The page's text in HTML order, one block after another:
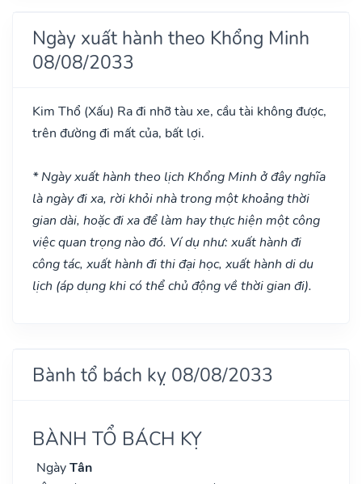
Ngày xuất hành theo Khổng Minh
08/08/2033
Kim Thổ (Xấu) Ra đi nhỡ tàu xe, cầu tài không được,
trên đường đi mất của, bất lợi.
* Ngày xuất hành theo lịch Khổng Minh ở đây nghĩa
là ngày đi xa, rời khỏi nhà trong một khoảng thời
gian dài, hoặc đi xa để làm hay thực hiện một công
việc quan trọng nào đó. Ví dụ như: xuất hành đi
công tác, xuất hành đi thi đại học, xuất hành di du
lịch (áp dụng khi có thể chủ động về thời gian đi).
Bành tổ bách kỵ 08/08/2033
BÀNH TỔ BÁCH KỴ
NgàyTân